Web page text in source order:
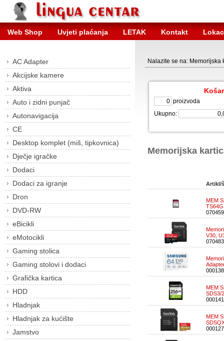
Web Shop Uvjeti plaćanja LETAK Kontakt
AC Adapter
Akcijske kamere
Aktiva
Auto i zidni punjač
Autonavigacija
CE
Desktop komplet (miš, tipkovnica)
Dječje igračke
Dodaci
Dodaci za igranje
Dron
DVD-RW
eBicikli
eMotocikli
Gaming stolica
Gaming stolovi i dodaci
Grafička kartica
HDD
Hladnjak
Hladnjak za kućište
Jamstvo
Nalazite se na: Memorijska
proizvoda
Ukupno:
Memorijska
Artikl/
MEM
V30,
MEM
SDS3/
MEM